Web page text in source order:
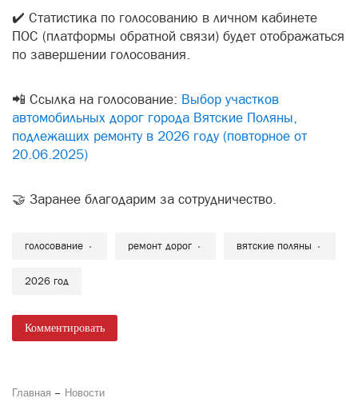
✔️ Статистика по голосованию в личном кабинете
ПОС (платформы обратной связи) будет отображаться
по завершении голосования.
📲 Ссылка на голосование: Выбор участков
автомобильных дорог города Вятские Поляны,
подлежащих ремонту в 2026 году (повторное от
20.06.2025)
🤝 Заранее благодарим за сотрудничество.
голосование ремонт дорог вятские поляны
2026 год
Комментировать
Главная Новости